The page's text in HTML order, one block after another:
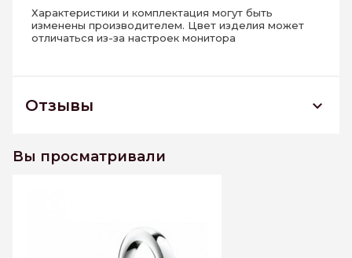
Характеристики и комплектация могут быть
изменены производителем. Цвет изделия может
отличаться из-за настроек монитора
Отзывы
умыванильника
двухзахватный,встриваемый
Вы просматривали